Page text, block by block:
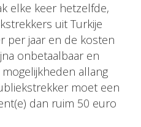
elke keer hetzelfde,
uit Turkije
per jaar en de kosten
onbetaalbaar en
allang
moet een
dan ruim 50 euro